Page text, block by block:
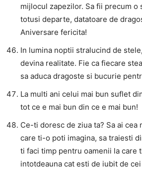
mijlocul zapezilor. Sa fii precum o
totusi departe, datatoare de
Aniversare fericita!
In lumina noptii stralucind de
devina realitate. Fie ca fiecare
sa aduca dragoste si bucurie
La multi ani celui mai bun suflet
tot ce e mai bun din ce e mai bun!
Ce-ti doresc de ziua ta? Sa ai cea
care ti-o poti imagina, sa traiesti
ti faci timp pentru oamenii la care
intotdeauna cat esti de iubit de